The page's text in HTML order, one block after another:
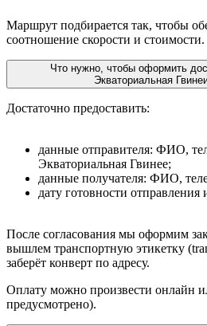
Маршрут подбирается так, чтобы
соотношение скорости и стоимости.
Что нужно, чтобы оформить
Экваториальная
Достаточно предоставить:
данные отправителя: ФИО,
Экваториальная Гвинее;
данные получателя: ФИО,
дату готовности
После согласования мы оформим
вышлем транспортную этикетку
заберёт конверт по адресу.
Оплату можно произвести онлайн
предусмотрено).